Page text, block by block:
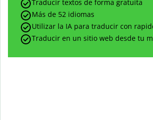
Traducir textos de forma gratuita
Más de 52 idiomas
Utilizar la IA para traducir con
Traducir en un sitio web desde tu